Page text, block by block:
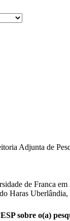
Adjunta de
de Franca
Haras
sobre o(a)